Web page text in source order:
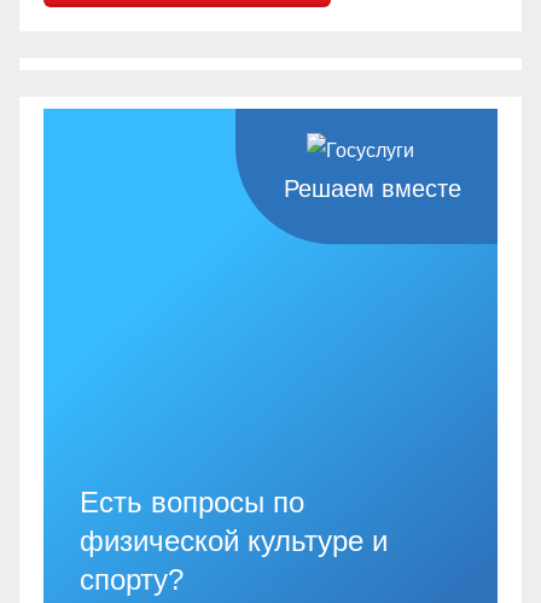
Решаем вместе
Есть вопросы по
физической культуре и
спорту?